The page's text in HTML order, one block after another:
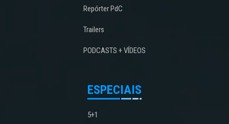
Repórter PdC
Trailers
PODCASTS + VÍDEOS
ESPECIAIS
5+1